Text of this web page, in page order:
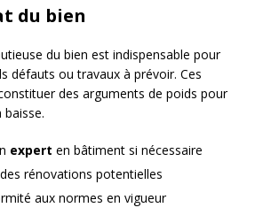
du bien
du bien est indispensable pour
défauts ou travaux à prévoir. Ces
des arguments de poids pour
baisse.
expert en bâtiment si nécessaire
rénovations potentielles
aux normes en vigueur